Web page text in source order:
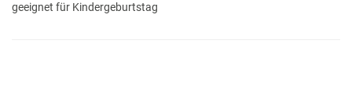
geeignet für Kindergeburtstag